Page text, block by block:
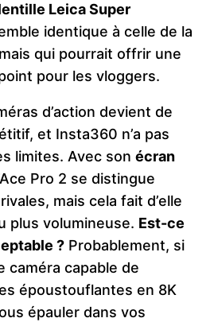
Leica Super
identique à celle de la
qui pourrait offrir une
pour les vloggers​.
d’action devient de
et Insta360 n’a pas
limites. Avec son écran
Pro 2 se distingue
mais cela fait d’elle
plus volumineuse. Est-ce
? Probablement, si
caméra capable de
époustouflantes en 8K
épauler dans vos